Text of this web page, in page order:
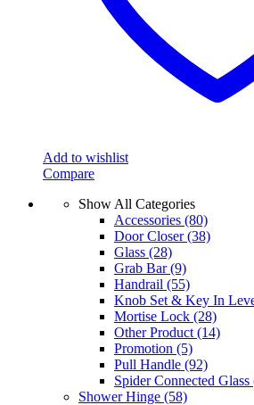
Add to wishlist
Compare
Show All Categories
Accessories (80)
Door Closer(38)
Glass (28)
Grab Bar(9)
Handrail (55)
Knob Set & Key In
Mortise Lock (28)
Other Product (14)
Promotion (5)
Pull Handle (92)
Spider Connected Glass
Shower Hinge (58)